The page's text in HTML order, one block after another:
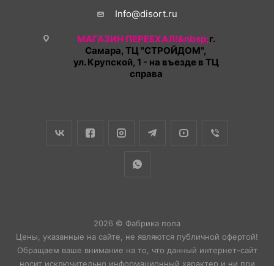
Info@disort.ru
МАГАЗИН ПЕРЕЕХАЛ!&nbsp;г.
Самара, ТЦ "СТРОЙДОМ",
ул. Крупской, 1 - на въезде в ТЦ
справа
2026 © Фабрика пола
Цены, указанные на сайте, не являются публичной офертой!
Обращаем ваше внимание на то, что данный интернет-сайт
носит исключительно информационный характер и ни при